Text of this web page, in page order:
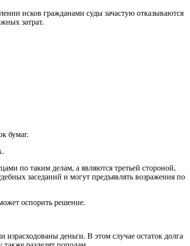
исков гражданами суды зачастую отказываются
затрат.
бумаг.
по таким делам, а являются третьей стороной,
заседаний и могут предъявлять возражения по
оспорить решение.
деньги. В этом случае остаток долга